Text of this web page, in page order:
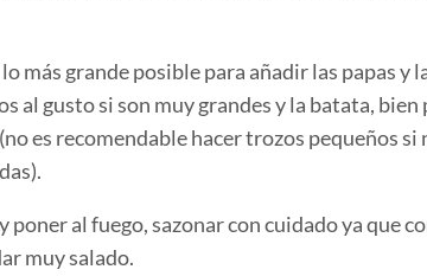
más grande posible para añadir las papas y
al gusto si son muy grandes y la batata, bien
es recomendable hacer trozos pequeños si
poner al fuego, sazonar con cuidado ya que
muy salado.